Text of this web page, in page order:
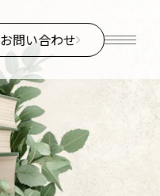
お問い合わせ